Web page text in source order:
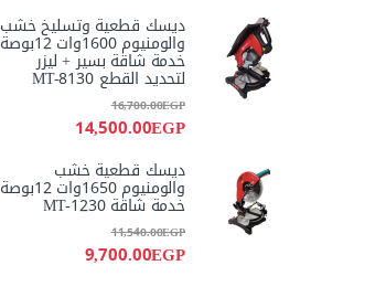
ديسك قطعية وتسليخ خشب
والومنيوم 1600وات 12بوصة
خدمة شاقة بسير + ليزر
لتحديد القطع MT-8130
14,500.00EGP
16,700.00EGP
ديسك قطعية خشب
والومنيوم 1650وات 12بوصة
خدمة شاقة MT-1230
9,700.00EGP
11,540.00EGP